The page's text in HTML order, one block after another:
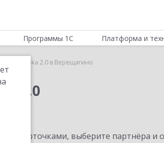
Программы 1С Платформа и
1С:Сверка 2.0 в Верещагино
2.0
карточками, выберите партнёра и